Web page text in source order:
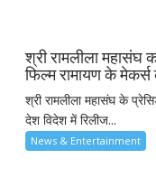
श्री रामलीला महासंघ
फिल्म रामायण के मेकर्स
श्री रामलीला महासंघ के
देश विदेश में रिलीज...
News & Entertainment